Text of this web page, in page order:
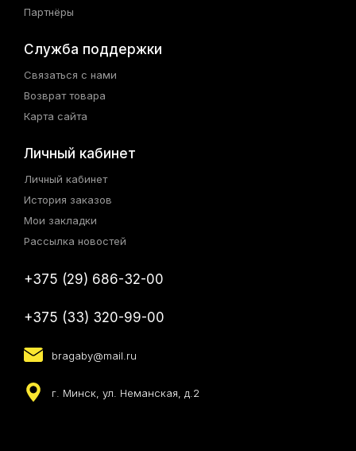
Партнёры
Служба поддержки
Связаться с нами
Возврат товара
Карта сайта
Личный кабинет
Личный кабинет
История заказов
Мои закладки
Рассылка новостей
+375 (29) 686-32-00
+375 (33) 320-99-00
bragaby@mail.ru
г. Минск, ул. Неманская, д.2